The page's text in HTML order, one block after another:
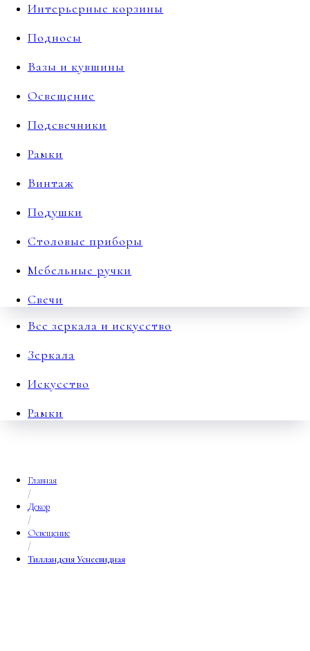
Интерьерные корзины
Подносы
Вазы и кувшины
Освещение
Подсвечники
Рамки
Винтаж
Подушки
Столовые приборы
Мебельные ручки
Свечи
Все зеркала и искусство
Зеркала
Искусство
Рамки
Главная
/
Декор
/
Освещение
/
Тилландсия Уснеевидная